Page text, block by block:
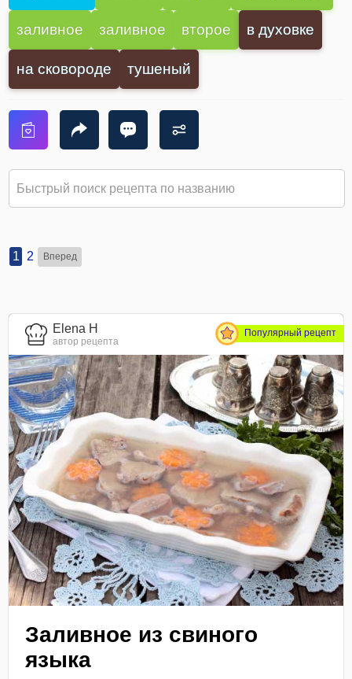
заливное заливное второе в духовке
на сковороде тушеный
1 2 Вперед
Elena H
автор рецепта
Популярный рецепт
Заливное из свиного
языка